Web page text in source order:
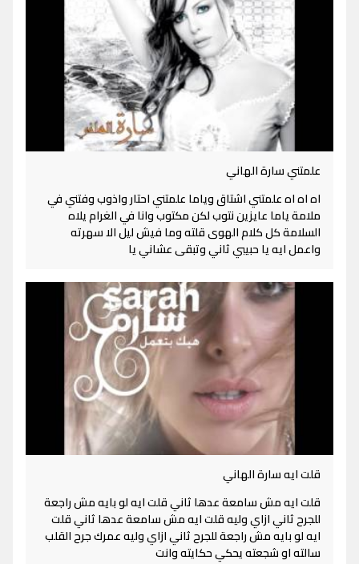
علمتني سارة الهاني
اه اه اه علمتني اشتاق وياما علمتني احتار واذوب وفتني في
ملامة ياما عايزين نتوب لكن مكتوب وانا في الغرام يلاه
السلامة كل كلام الهوى قلته وما فيش ليل الا سهرته
واعمل ايه يا حبيبي ثاني وتبقى عشاني يا
قلت ايه سارة الهاني
قلت ايه مش سامعة عدها ثاني قلت ايه لو بايه مش راجعة
للجرح ثاني ازاي وليه قلت ايه مش سامعة عدها ثاني قلت
ايه لو بايه مش راجعة للجرح ثاني ازاي وليه عمرك جرح القلب
سالته او شجعته يحكي حكايته وانت